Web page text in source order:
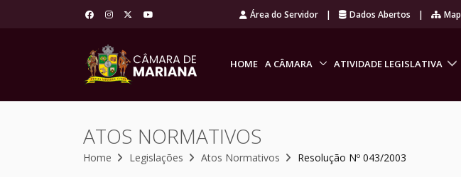
Área do Servidor | Dados Abertos |
HOME A CÂMARA ATIVIDADE LEGISLATIVA
ATOS NORMATIVOS
Home Legislações Atos Normativos Resolução Nº 043/2003